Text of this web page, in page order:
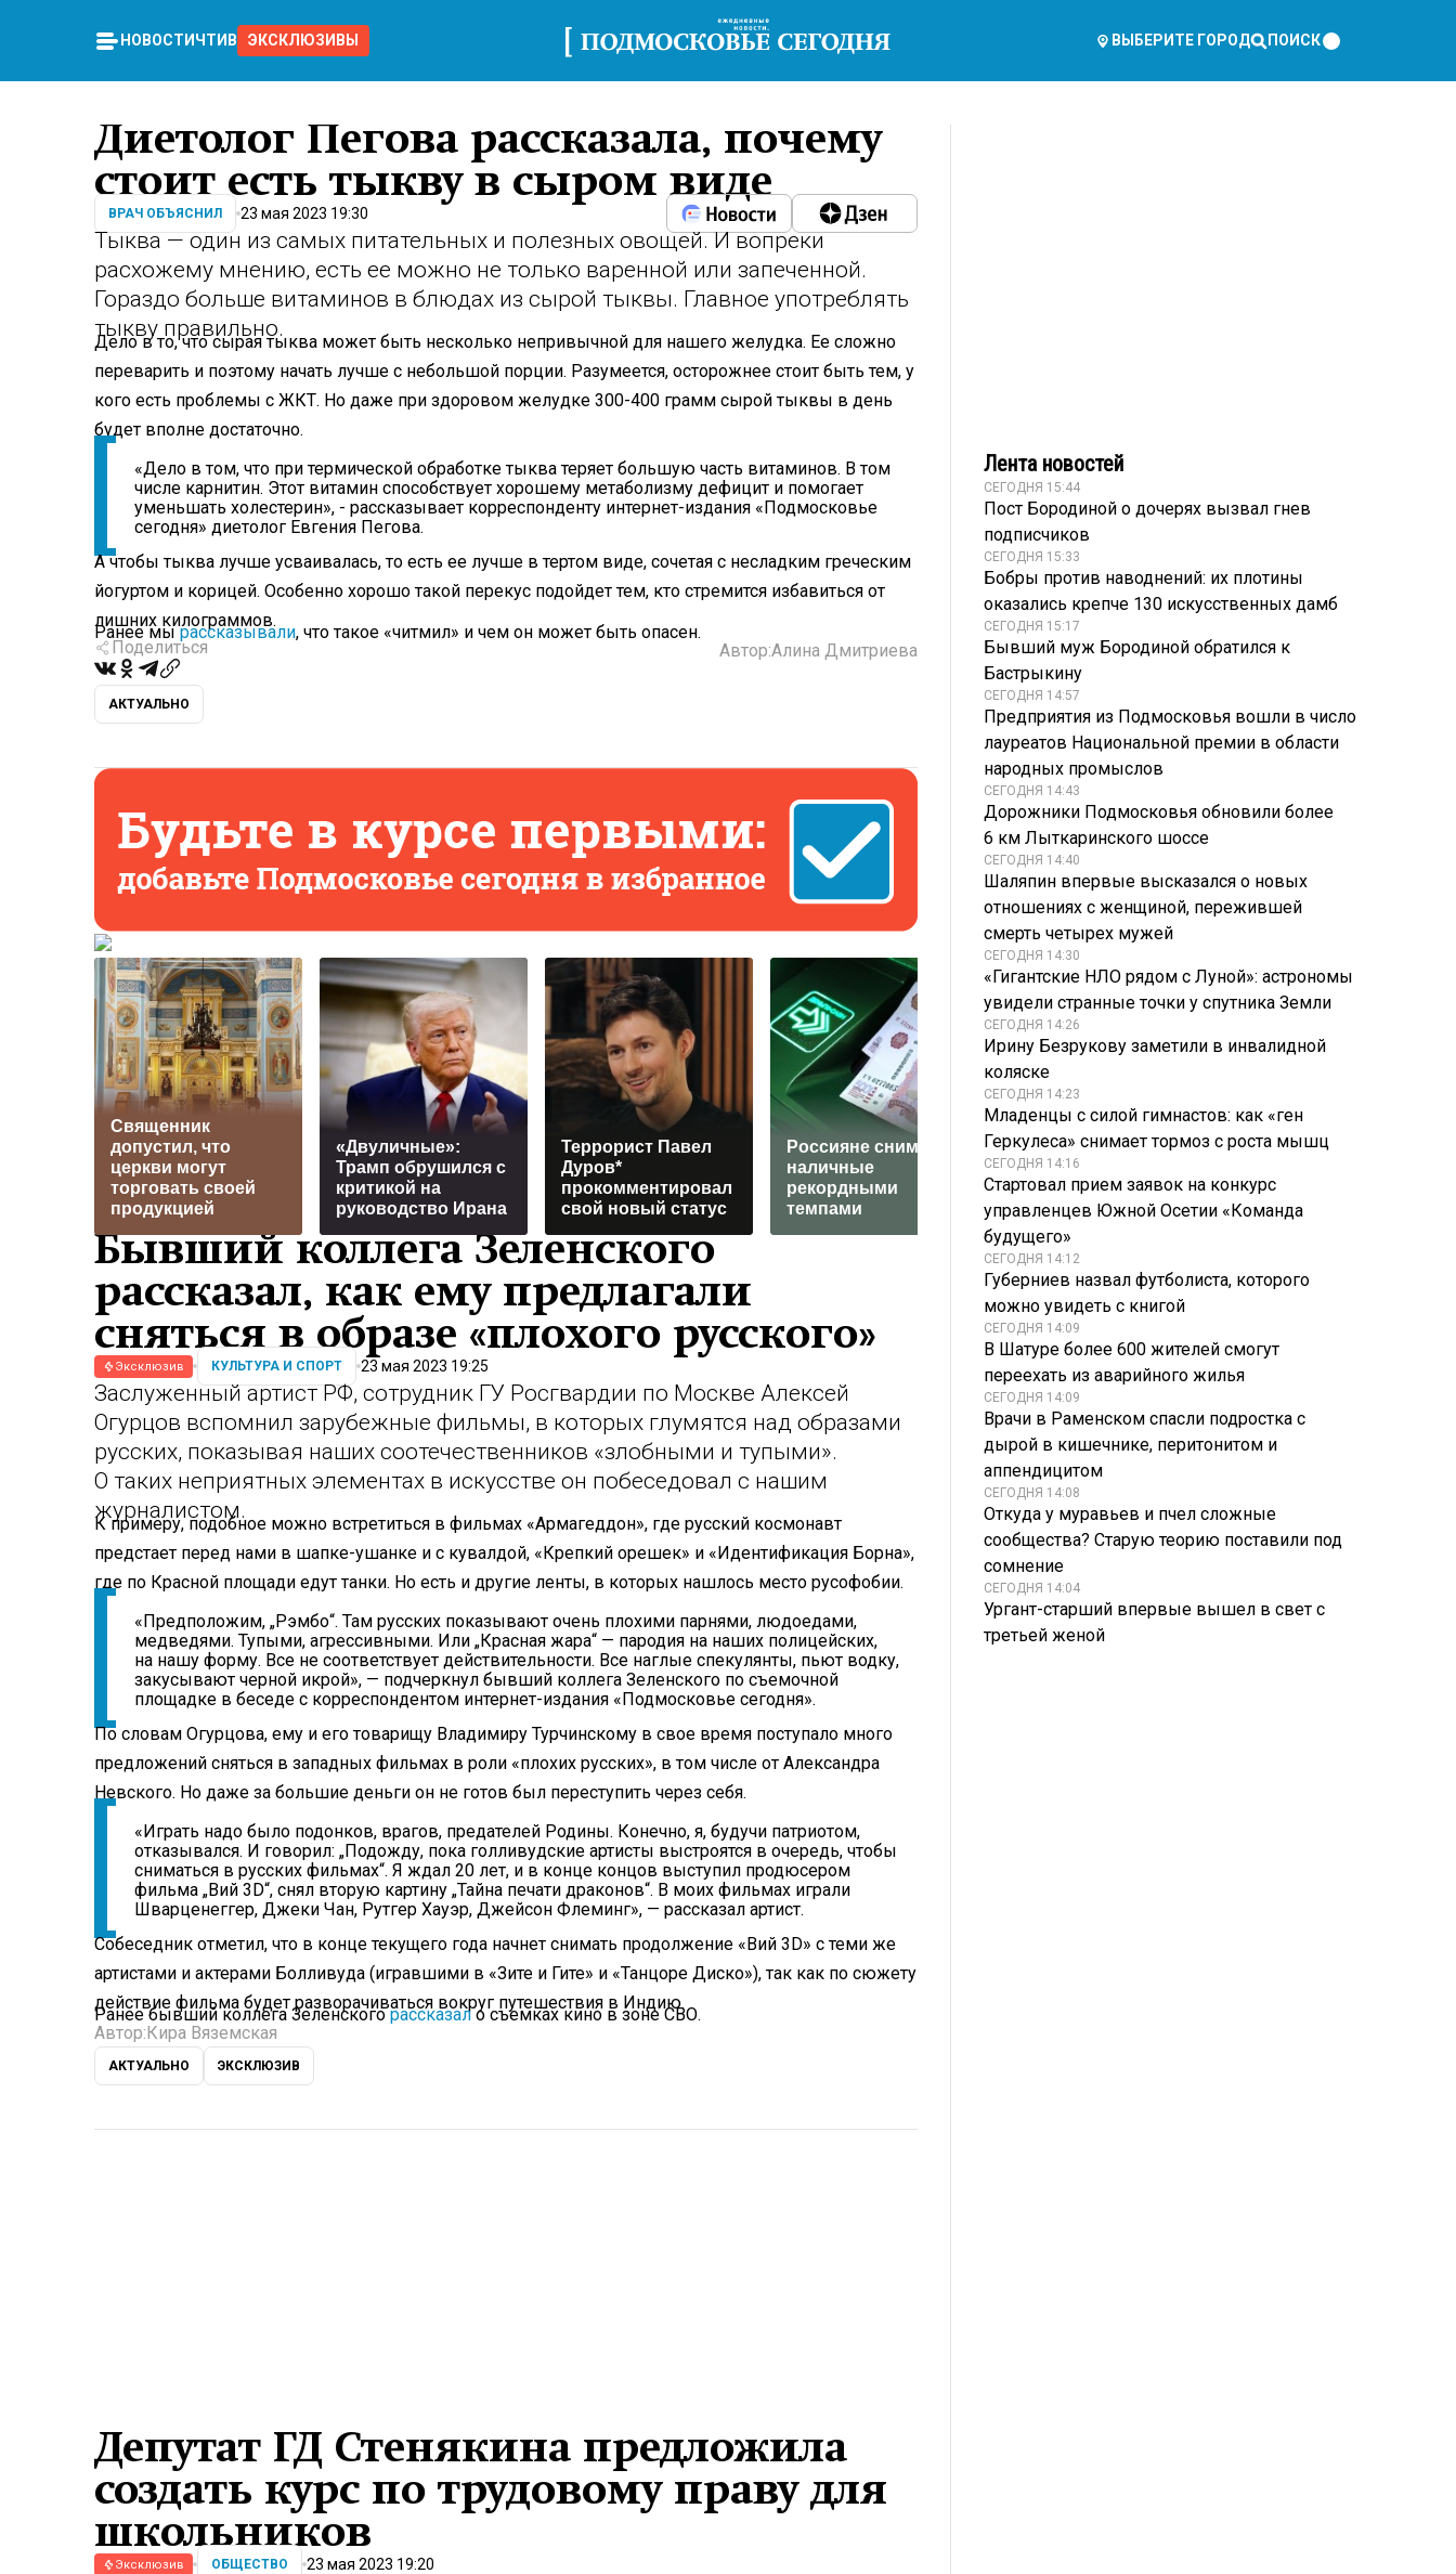
НОВОСТИ ЧТИВО ЭКСКЛЮЗИВЫ ВЫБЕРИТЕ ГОРОД ПОИСК
Диетолог Пегова рассказала, почему
стоит есть тыкву в сыром виде
ВРАЧ ОБЪЯСНИЛ 23 мая 2023 19:30
Тыква — один из самых питательных и полезных овощей. И вопреки
расхожему мнению, есть ее можно не только варенной или запеченной.
Гораздо больше витаминов в блюдах из сырой тыквы. Главное употреблять
тыкву правильно.
Дело в то, что сырая тыква может быть несколько непривычной для нашего желудка. Ее сложно
переварить и поэтому начать лучше с небольшой порции. Разумеется, осторожнее стоит быть тем, у
кого есть проблемы с ЖКТ. Но даже при здоровом желудке 300-400 грамм сырой тыквы в день
будет вполне достаточно.
«Дело в том, что при термической обработке тыква теряет большую часть витаминов. В том
числе карнитин. Этот витамин способствует хорошему метаболизму дефицит и помогает
уменьшать холестерин», - рассказывает корреспонденту интернет-издания «Подмосковье
сегодня» диетолог Евгения Пегова.
А чтобы тыква лучше усваивалась, то есть ее лучше в тертом виде, сочетая с несладким греческим
йогуртом и корицей. Особенно хорошо такой перекус подойдет тем, кто стремится избавиться от
лишних килограммов.
Ранее мырассказывали, что такое «читмил» и чем он может быть опасен.
Поделиться Автор:Алина Дмитриева
АКТУАЛЬНО
Священник
допустил, что
церкви могут
торговать своей
продукцией
«Двуличные»:
Трамп обрушился с
критикой на
руководство Ирана
Террорист Павел
Дуров*
прокомментировал
свой новый статус
Россияне снимают
наличные
рекордными
темпами
Захарова обвинила
Макрона в
подстрекательстве
Киева
Россияне еще
будут работать
короткую неделю
Бывший коллега Зеленского
рассказал, как ему предлагали
сняться в образе «плохого русского»
Эксклюзив КУЛЬТУРА И СПОРТ 23 мая 2023 19:25
Заслуженный артист РФ, сотрудник ГУ Росгвардии по Москве Алексей
Огурцов вспомнил зарубежные фильмы, в которых глумятся над образами
русских, показывая наших соотечественников «злобными и тупыми».
О таких неприятных элементах в искусстве он побеседовал с нашим
журналистом.
К примеру, подобное можно встретиться в фильмах «Армагеддон», где русский космонавт
предстает перед нами в шапке-ушанке и с кувалдой, «Крепкий орешек» и «Идентификация Борна»,
где по Красной площади едут танки. Но есть и другие ленты, в которых нашлось место русофобии.
«Предположим, „Рэмбо“. Там русских показывают очень плохими парнями, людоедами,
медведями. Тупыми, агрессивными. Или „Красная жара“ — пародия на наших полицейских,
на нашу форму. Все не соответствует действительности. Все наглые спекулянты, пьют водку,
закусывают черной икрой», — подчеркнул бывший коллега Зеленского по съемочной
площадке в беседе с корреспондентом интернет-издания «Подмосковье сегодня».
По словам Огурцова, ему и его товарищу Владимиру Турчинскому в свое время поступало много
предложений сняться в западных фильмах в роли «плохих русских», в том числе от Александра
Невского. Но даже за большие деньги он не готов был переступить через себя.
«Играть надо было подонков, врагов, предателей Родины. Конечно, я, будучи патриотом,
отказывался. И говорил: „Подожду, пока голливудские артисты выстроятся в очередь, чтобы
сниматься в русских фильмах“. Я ждал 20 лет, и в конце концов выступил продюсером
фильма „Вий 3D“, снял вторую картину „Тайна печати драконов“. В моих фильмах играли
Шварценеггер, Джеки Чан, Рутгер Хауэр, Джейсон Флеминг», — рассказал артист.
Собеседник отметил, что в конце текущего года начнет снимать продолжение «Вий 3D» с теми же
артистами и актерами Болливуда (игравшими в «Зите и Гите» и «Танцоре Диско»), так как по сюжету
действие фильма будет разворачиваться вокруг путешествия в Индию.
Ранее бывший коллега Зеленскогорассказало съемках кино в зоне СВО.
Автор: Кира Вяземская
АКТУАЛЬНО ЭКСКЛЮЗИВ
Депутат ГД Стенякина предложила
создать курс по трудовому праву для
школьников
Эксклюзив ОБЩЕСТВО 23 мая 2023 19:20
Лента новостей
СЕГОДНЯ 15:44
Пост Бородиной о дочерях вызвал гнев
подписчиков
СЕГОДНЯ 15:33
Бобры против наводнений: их плотины
оказались крепче 130 искусственных дамб
СЕГОДНЯ 15:17
Бывший муж Бородиной обратился к
Бастрыкину
СЕГОДНЯ 14:57
Предприятия из Подмосковья вошли в число
лауреатов Национальной премии в области
народных промыслов
СЕГОДНЯ 14:43
Дорожники Подмосковья обновили более
6 км Лыткаринского шоссе
СЕГОДНЯ 14:40
Шаляпин впервые высказался о новых
отношениях с женщиной, пережившей
смерть четырех мужей
СЕГОДНЯ 14:30
«Гигантские НЛО рядом с Луной»: астрономы
увидели странные точки у спутника Земли
СЕГОДНЯ 14:26
Ирину Безрукову заметили в инвалидной
коляске
СЕГОДНЯ 14:23
Младенцы с силой гимнастов: как «ген
Геркулеса» снимает тормоз с роста мышц
СЕГОДНЯ 14:16
Стартовал прием заявок на конкурс
управленцев Южной Осетии «Команда
будущего»
СЕГОДНЯ 14:12
Губерниев назвал футболиста, которого
можно увидеть с книгой
СЕГОДНЯ 14:09
В Шатуре более 600 жителей смогут
переехать из аварийного жилья
СЕГОДНЯ 14:09
Врачи в Раменском спасли подростка с
дырой в кишечнике, перитонитом и
аппендицитом
СЕГОДНЯ 14:08
Откуда у муравьев и пчел сложные
сообщества? Старую теорию поставили под
сомнение
СЕГОДНЯ 14:04
Ургант-старший впервые вышел в свет с
третьей женой